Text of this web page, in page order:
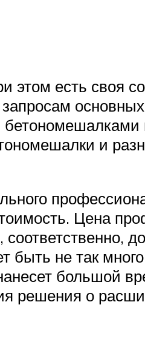
этом есть своя
и
Цена
не так
большой
решения о